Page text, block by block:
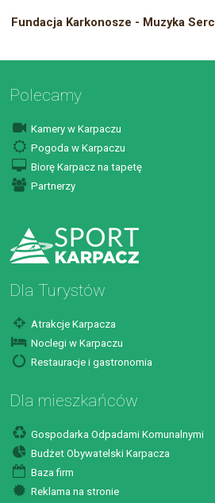
Fundacja Karkonosze - Muzyka Serc
Polecamy
Kamery w Karpaczu
Pogoda w Karpaczu
Biorę Karpacz na tapetę
Partnerzy
Dla Turystów
Atrakcje Karpacza
Noclegi w Karpaczu
Restauracje i gastronomia
Dla mieszkańców
Gospodarka Odpadami Komunalnymi
Budżet Obywatelski Karpacza
Baza firm
Reklama na stronie